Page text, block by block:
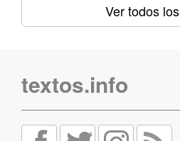
Ver todos
textos.info